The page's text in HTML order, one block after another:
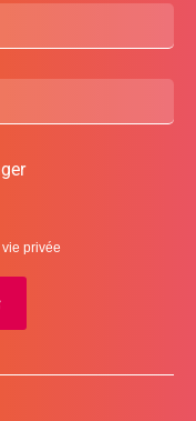
privée